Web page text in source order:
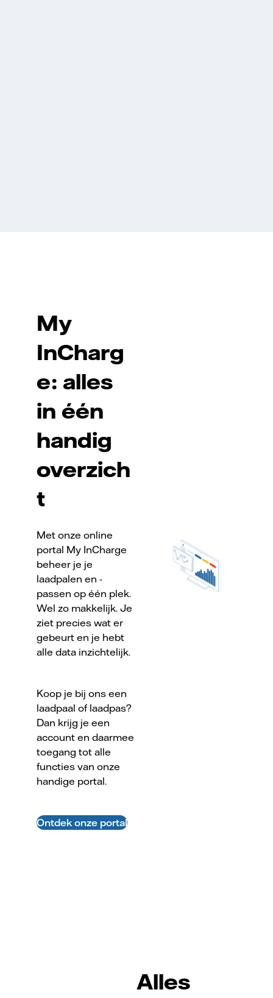
My
InCharg
e: alles
in één
handig
overzich
t
Met onze online
portal My InCharge
beheer je je
laadpalen en -
passen op één plek.
Wel zo makkelijk. Je
ziet precies wat er
gebeurt en je hebt
alle data inzichtelijk.
Koop je bij ons een
laadpaal of laadpas?
Dan krijg je een
account en daarmee
toegang tot alle
functies van onze
handige portal.
Ontdek onze portal
Alles